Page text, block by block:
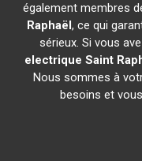
également membres
Raphaël, ce qui
sérieux. Si vous
electrique Saint
Nous sommes à
besoins et